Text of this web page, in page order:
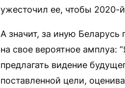
ужесточил ее, чтобы 2020-
А значит, за иную
на свое вероятное амплуа:
предлагать видение
поставленной цели,